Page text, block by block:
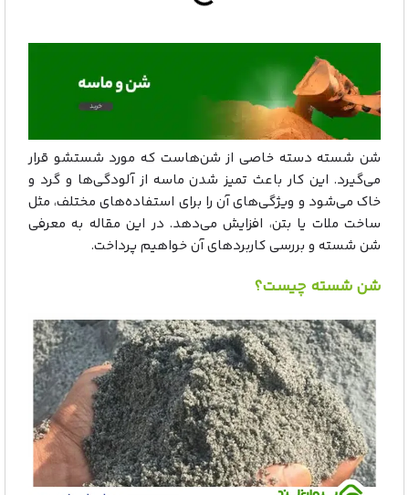
شن شسته دسته خاصی از شن‌هاست که مورد شستشو قرار
می‌گیرد. این کار باعث تمیز شدن ماسه از آلودگی‌ها و گرد و
خاک می‌شود و ویژگی‌های آن را برای استفاده‌های مختلف، مثل
ساخت ملات یا بتن، افزایش می‌دهد. در این مقاله به معرفی
شن شسته و بررسی کاربردهای آن خواهیم پرداخت.
شن شسته چیست؟